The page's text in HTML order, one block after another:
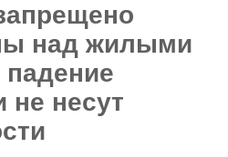
над жилыми
не несут